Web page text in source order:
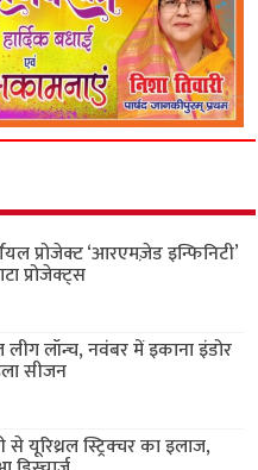
प्रोजेक्ट ‘आरएमज़ेड इन्फिनिटी’
प्रोजेक्ट्स
लीग लॉन्च, नवंबर में इकाना इंडोर
सीजन
यूरिथ्रल स्ट्रिक्चर का इलाज,